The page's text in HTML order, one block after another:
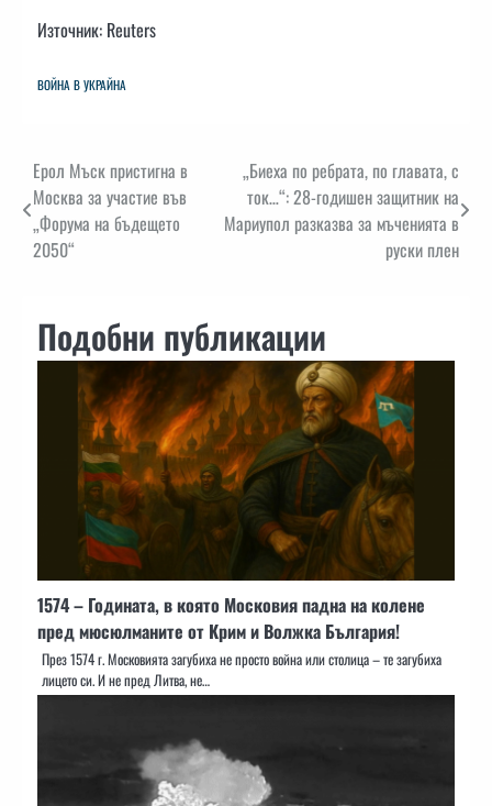
Източник: Reuters
ВОЙНА В УКРАЙНА
Навигация
Ерол Мъск пристигна в
Москва за участие във
„Форума на бъдещето
2050“
„Биеха по ребрата, по главата, с
ток…“: 28-годишен защитник на
Мариупол разказва за мъченията в
руски плен
Подобни публикации
1574 – Годината, в която Московия падна на колене
пред мюсюлманите от Крим и Волжка България!
През 1574 г. Московията загубиха не просто война или столица – те загубиха
лицето си. И не пред Литва, не…